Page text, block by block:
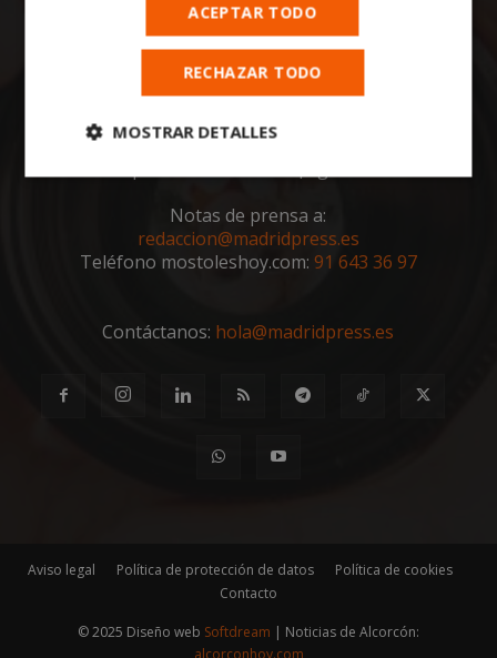
Todas las noticias de Móstoles en
mostoleshoy.com. Mantente informado de
toda la actualidad, noticias, eventos, ocio y
Notas de prensa a:
redaccion@madridpress.es
Teléfono mostoleshoy.com: 91 643 36 97
Contáctanos: hola@madridpress.es
Aviso legal Política de protección de datos
Política de cookies
Contacto
© 2025 Diseño web Softdream | Noticias de Alcorcón:
alcorconhoy.com
ACEPTAR TODO
RECHAZAR TODO
MOSTRAR DETALLES
Cookies
necesarias
Cookies de
preferencias
funcionalidad
Cookies no clasificadas
Cookies estrictamente necesarias
Cookies de rendimiento
Cookies de preferencias
Cookies de funcionalidad